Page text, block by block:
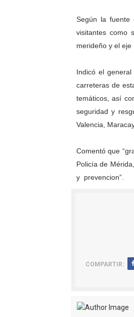
El
Según la fuente
visitantes como
merideño y el
Indicó el
carreteras de
temáticos, así
seguridad y
Valencia,
Comentó que
Policía de
y prevencion”.
COMPARTIR: